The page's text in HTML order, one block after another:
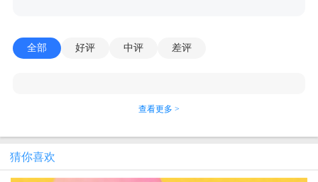
全部 好评 中评 差评
查看更多 >
猜你喜欢